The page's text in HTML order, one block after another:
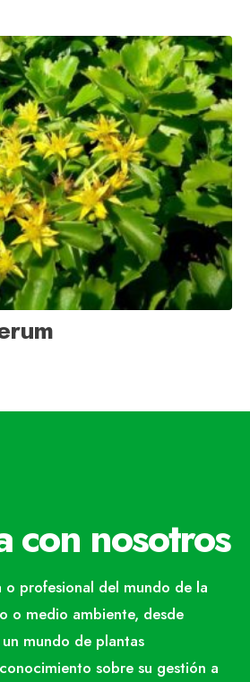
con nosotros
o profesional del mundo de la
o medio ambiente, desde
mundo de plantas
sobre su gestión a